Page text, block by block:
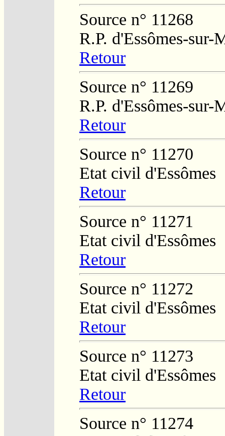
Source n° 11268
R.P. d'Essômes-sur-
Retour
Source n° 11269
R.P. d'Essômes-sur-
Retour
Source n° 11270
Etat civil d'Essômes
Retour
Source n° 11271
Etat civil d'Essômes
Retour
Source n° 11272
Etat civil d'Essômes
Retour
Source n° 11273
Etat civil d'Essômes
Retour
Source n° 11274